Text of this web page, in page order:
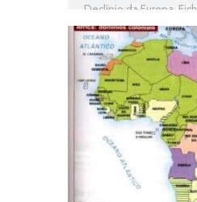
Declínio da Europa
informativas,
Europa,História
de história
europeu, Teste de